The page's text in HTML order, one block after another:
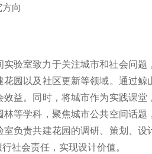
向
验室致力于关注城市和社会问
园以及社区更新等领域。通过
益。同时，将城市作为实践课
等学科，聚焦城市公共空间话
负责共建花园的调研、策划、
社会责任，实现设计价值。